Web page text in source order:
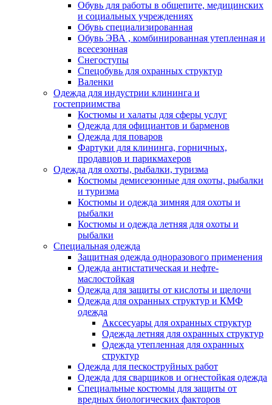
Обувь для работы в общепите, медицинских
и социальных учреждениях
Обувь специализированная
Обувь ЭВА , комбинированная утепленная и
всесезонная
Снегоступы
Спецобувь для охранных структур
Валенки
Одежда для индустрии клининга и
гостеприимства
Костюмы и халаты для сферы услуг
Одежда для официантов и барменов
Одежда для поваров
Фартуки для клининга, горничных,
продавцов и парикмахеров
Одежда для охоты, рыбалки, туризма
Костюмы демисезонные для охоты, рыбалки
и туризма
Костюмы и одежда зимняя для охоты и
рыбалки
Костюмы и одежда летняя для охоты и
рыбалки
Специальная одежда
Защитная одежда одноразового применения
Одежда антистатическая и нефте-
маслостойкая
Одежда для защиты от кислоты и щелочи
Одежда для охранных структур и КМФ
одежда
Акссесуары для охранных структур
Одежда летняя для охранных структур
Одежда утепленная для охранных
структур
Одежда для пескоструйных работ
Одежда для сварщиков и огнестойкая одежда
Специальные костюмы для защиты от
вредных биологических факторов